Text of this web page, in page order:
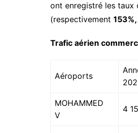
ont enregistré les taux
(respectivement
Trafic aérien
Aéroports
MOHAMMED
V
4